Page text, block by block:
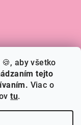
🍪, aby všetko
tejto
Viac o
tu.
vyhrazena.